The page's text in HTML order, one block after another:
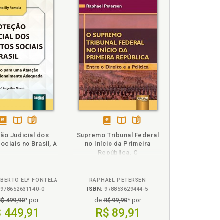
p. 42
dos antigos, p. 42
dos modernos, p. 46
disponívelDisponível
na
páginas
Judicial dos
no Brasil, A
ELY FONTELA
978652631140-0
499,90* por
449,91
disponível
em
eBook
Disponível
na
B.V.
páginas
Supremo Tribunal Federal
no Início da Primeira
República, O
RAPHAEL PETERSEN
ISBN: 978853629444-5
deR$ 99,90* por
R$ 89,91